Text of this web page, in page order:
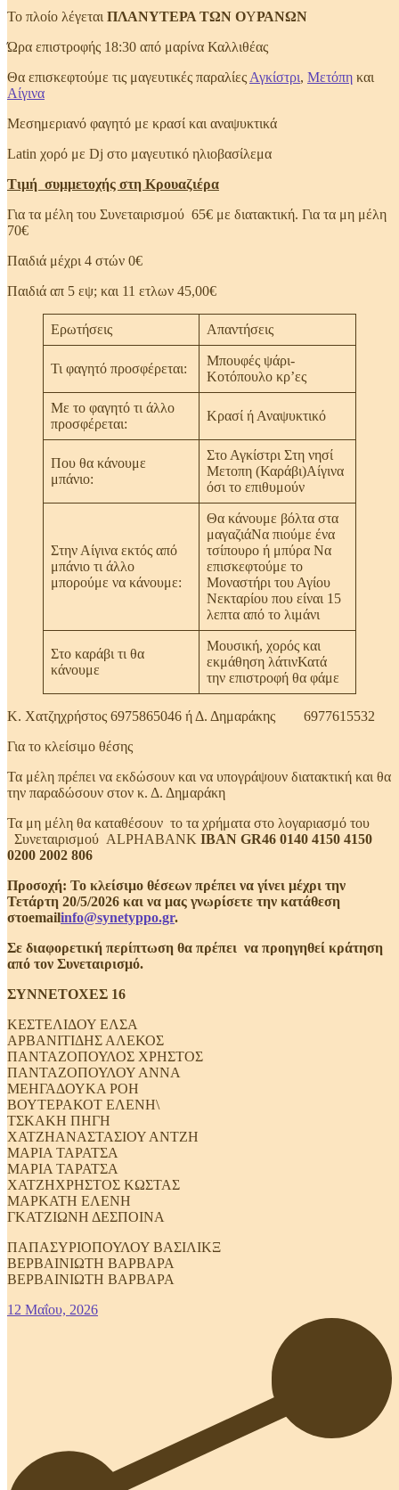
Το πλοίο λέγεται ΠΛΑΝΥΤΕΡΑ ΤΩΝ ΟΥΡΑΝΩΝ
Ώρα επιστροφής 18:30 από μαρίνα Καλλιθέας
Θα επισκεφτούμε τις μαγευτικές παραλίες Αγκίστρι, Μετόπη και
Αίγινα
Μεσημεριανό φαγητό με κρασί και αναψυκτικά
Latin χορό με Dj στο μαγευτικό ηλιοβασίλεμα
Τιμή συμμετοχής στη Κρουαζιέρα
Για τα μέλη του Συνεταιρισμού 65€ με διατακτική. Για τα μη μέλη
70€
Παιδιά μέχρι 4 στών 0€
Παιδιά απ 5 εψ; και 11 ετλων 45,00€
Ερωτήσεις Απαντήσεις
Τι φαγητό προσφέρεται:
Μπουφές ψάρι-
Κοτόπουλο κρ’ες
Με το φαγητό τι άλλο
προσφέρεται:
Κρασί ή Αναψυκτικό
Που θα κάνουμε
μπάνιο:
Στο Αγκίστρι Στη νησί
Μετοπη (Καράβι)Αίγινα
όσι το επιθυμούν
Στην Αίγινα εκτός από
μπάνιο τι άλλο
μπορούμε να κάνουμε:
Θα κάνουμε βόλτα στα
μαγαζιάΝα πιούμε ένα
τσίπουρο ή μπύρα Να
επισκεφτούμε το
Μοναστήρι του Αγίου
Νεκταρίου που είναι 15
λεπτα από το λιμάνι
Στο καράβι τι θα
κάνουμε
Μουσική, χορός και
εκμάθηση λάτινΚατά
την επιστροφή θα φάμε
Κ. Χατζηχρήστος 6975865046 ή Δ. Δημαράκης 6977615532
Για το κλείσιμο θέσης
Τα μέλη πρέπει να εκδώσουν και να υπογράψουν διατακτική και θα
την παραδώσουν στον κ. Δ. Δημαράκη
Τα μη μέλη θα καταθέσουν το τα χρήματα στο λογαριασμό του
Συνεταιρισμού ALPHABANK IBAN GR46 0140 4150 4150
0200 2002 806
Προσοχή: Το κλείσιμο θέσεων πρέπει να γίνει μέχρι την
Τετάρτη 20/5/2026 και να μας γνωρίσετε την κατάθεση
στoemailinfo@synetyppo.gr.
Σε διαφορετική περίπτωση θα πρέπει να προηγηθεί κράτηση
από τον Συνεταιρισμό.
ΣΥΝΝΕΤΟΧΕΣ 16
ΚΕΣΤΕΛΙΔΟΥ ΕΛΣΑ
ΑΡΒΑΝΙΤΙΔΗΣ ΑΛΕΚΟΣ
ΠΑΝΤΑΖΟΠΟΥΛΟΣ ΧΡΗΣΤΟΣ
ΠΑΝΤΑΖΟΠΟΥΛΟΥ ΑΝΝΑ
ΜΕΗΓΑΔΟΥΚΑ ΡΟΗ
ΒΟΥΤΕΡΑΚΟΤ ΕΛΕΝΗ\
ΤΣΚΑΚΗ ΠΗΓΗ
ΧΑΤΖΗΑΝΑΣΤΑΣΙΟΥ ΑΝΤΖΗ
ΜΑΡΙΑ ΤΑΡΑΤΣΑ
ΜΑΡΙΑ ΤΑΡΑΤΣΑ
ΧΑΤΖΗΧΡΗΣΤΟΣ ΚΩΣΤΑΣ
ΜΑΡΚΑΤΗ ΕΛΕΝΗ
ΓΚΑΤΖΙΩΝΗ ΔΕΣΠΟΙΝΑ
ΠΑΠΑΣΥΡΙΟΠΟΥΛΟΥ ΒΑΣΙΛΙΚΞ
ΒΕΡΒΑΙΝΙΩΤΗ ΒΑΡΒΑΡΑ
ΒΕΡΒΑΙΝΙΩΤΗ ΒΑΡΒΑΡΑ
12 Μαΐου, 2026